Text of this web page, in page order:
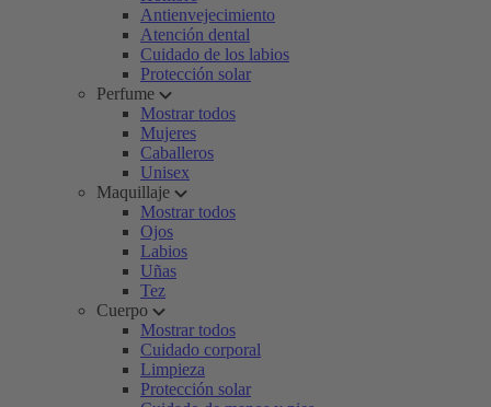
Antienvejecimiento
Atención dental
Cuidado de los labios
Protección solar
Perfume
Mostrar todos
Mujeres
Caballeros
Unisex
Maquillaje
Mostrar todos
Ojos
Labios
Uñas
Tez
Cuerpo
Mostrar todos
Cuidado corporal
Limpieza
Protección solar